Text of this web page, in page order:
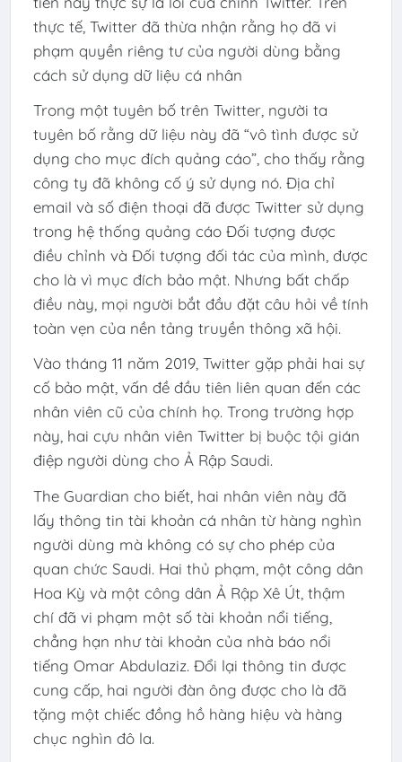
thực tế, Twitter đã thừa nhận rằng họ đã vi
phạm quyền riêng tư của người dùng bằng
cách sử dụng dữ liệu cá nhân
Trong một tuyên bố trên Twitter, người ta
tuyên bố rằng dữ liệu này đã “vô tình được sử
dụng cho mục đích quảng cáo”, cho thấy rằng
công ty đã không cố ý sử dụng nó. Địa chỉ
email và số điện thoại đã được Twitter sử dụng
trong hệ thống quảng cáo Đối tượng được
điều chỉnh và Đối tượng đối tác của mình, được
cho là vì mục đích bảo mật. Nhưng bất chấp
điều này, mọi người bắt đầu đặt câu hỏi về tính
toàn vẹn của nền tảng truyền thông xã hội.
Vào tháng 11 năm 2019, Twitter gặp phải hai sự
cố bảo mật, vấn đề đầu tiên liên quan đến các
nhân viên cũ của chính họ. Trong trường hợp
này, hai cựu nhân viên Twitter bị buộc tội gián
điệp người dùng cho Ả Rập Saudi.
The Guardian cho biết, hai nhân viên này đã
lấy thông tin tài khoản cá nhân từ hàng nghìn
người dùng mà không có sự cho phép của
quan chức Saudi. Hai thủ phạm, một công dân
Hoa Kỳ và một công dân Ả Rập Xê Út, thậm
chí đã vi phạm một số tài khoản nổi tiếng,
chẳng hạn như tài khoản của nhà báo nổi
tiếng Omar Abdulaziz. Đổi lại thông tin được
cung cấp, hai người đàn ông được cho là đã
tặng một chiếc đồng hồ hàng hiệu và hàng
chục nghìn đô la.